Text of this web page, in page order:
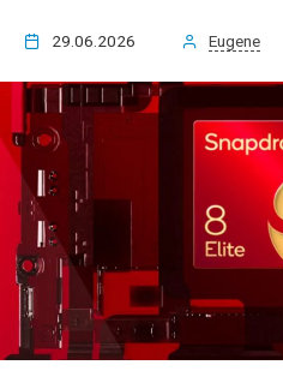
29.06.2026 Eugene